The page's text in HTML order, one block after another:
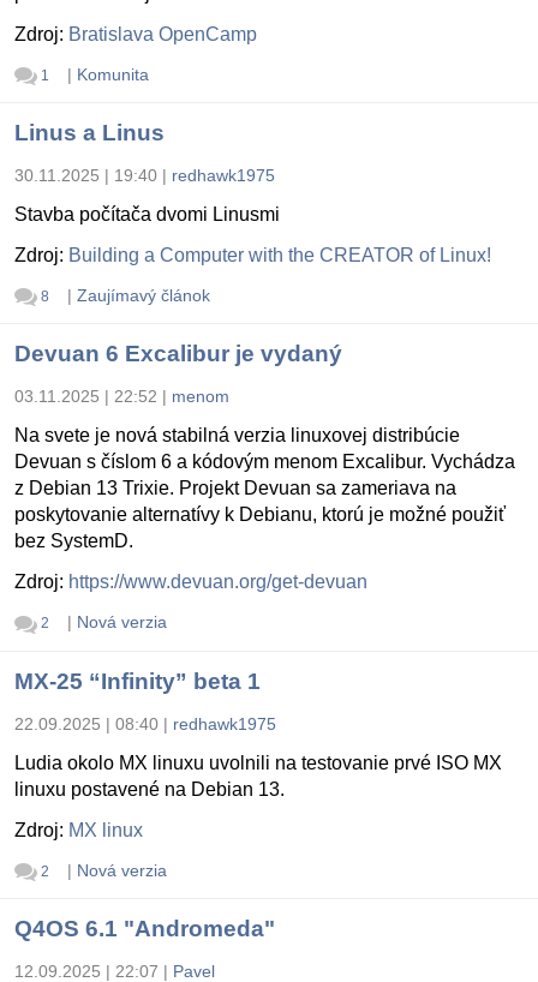
Zdroj: Bratislava OpenCamp
1 | Komunita
Linus a Linus
30.11.2025 | 19:40 | redhawk1975
Stavba počítača dvomi Linusmi
Zdroj: Building a Computer with the CREATOR of Linux!
8 | Zaujímavý článok
Devuan 6 Excalibur je vydaný
03.11.2025 | 22:52 | menom
Na svete je nová stabilná verzia linuxovej distribúcie
Devuan s číslom 6 a kódovým menom Excalibur. Vychádza
z Debian 13 Trixie. Projekt Devuan sa zameriava na
poskytovanie alternatívy k Debianu, ktorú je možné použiť
bez SystemD.
Zdroj: https://www.devuan.org/get-devuan
2 | Nová verzia
MX-25 “Infinity” beta 1
22.09.2025 | 08:40 | redhawk1975
Ludia okolo MX linuxu uvolnili na testovanie prvé ISO MX
linuxu postavené na Debian 13.
Zdroj: MX linux
2 | Nová verzia
Q4OS 6.1 "Andromeda"
12.09.2025 | 22:07 | Pavel